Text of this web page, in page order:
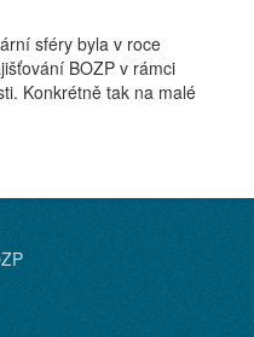
sféry byla v roce
BOZP v rámci
Konkrétně tak na malé